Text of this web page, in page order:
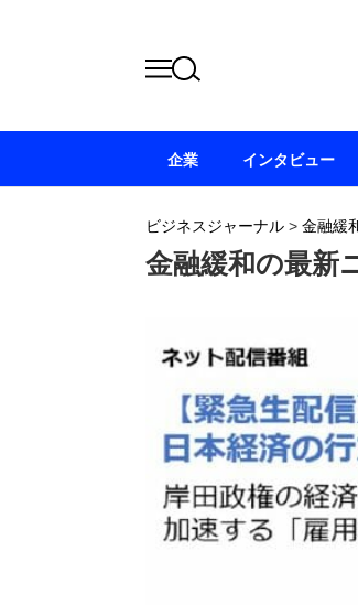
ビジネスジャーナル > 金融緩
金融緩和の最新
企業 インタビュー